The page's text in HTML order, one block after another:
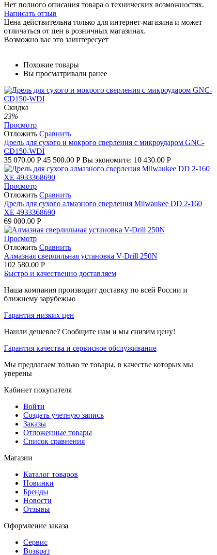
Нет полного описания товара о технических возможностях.
Написать отзыв
Цена действительна только для интернет-магазина и может
отличаться от цен в розничных магазинах.
Возможно вас это заинтересует
Похожие товары
Вы просматривали ранее
Скидка
23%
Просмотр
Отложить Сравнить
Дрель для сухого и мокрого сверления с микроударом GNC-
CD150-WDI
35 070.00 Р 45 500.00 Р Вы экономите: 10 430.00 Р
Просмотр
Отложить Сравнить
Дрель для сухого алмазного сверления Milwaukee DD 2-160
XE 4933368690
69 000.00 Р
Просмотр
Отложить Сравнить
Алмазная сверлильная установка V-Drill 250N
102 580.00 Р
Быстро и качественно доставляем
Наша компания производит доставку по всей России и
ближнему зарубежью
Гарантия низких цен
Нашли дешевле? Сообщите нам и мы снизим цену!
Гарантия качества и сервисное обслуживание
Мы предлагаем только те товары, в качестве которых мы
уверены
Кабинет покупателя
Войти
Создать учетную запись
Заказы
Отложенные товары
Список сравнения
Магазин
Каталог товаров
Новинки
Бренды
Новости
Отзывы
Оформление заказа
Сервис
Возврат